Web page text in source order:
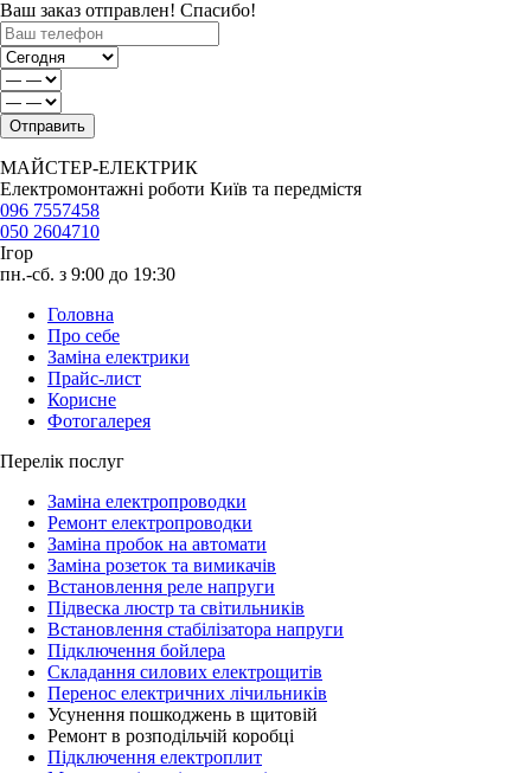
Ваш заказ отправлен! Спасибо!
МАЙСТЕР-ЕЛЕКТРИК
Електромонтажні роботи Київ та передмістя
096 7557458
050 2604710
Ігор
пн.-сб. з 9:00 до 19:30
Головна
Про себе
Заміна електрики
Прайс-лист
Корисне
Фотогалерея
Перелік послуг
Заміна електропроводки
Ремонт електропроводки
Заміна пробок на автомати
Заміна розеток та вимикачів
Встановлення реле напруги
Підвеска люстр та світильників
Встановлення стабілізатора напруги
Підключення бойлера
Складання силових електрощитів
Перенос електричних лічильників
Усунення пошкоджень в щитовій
Ремонт в розподільчій коробці
Підключення електроплит